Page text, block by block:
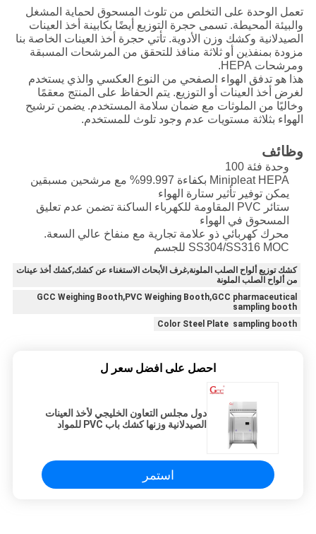
تعمل الوحدة على التخلص من تلوث المسحوق لحماية المشغل
والبيئة المحيطة. تسمى حجرة التوزيع أيضًا بكابينة أخذ العينات
الصيدلانية وكشك وزن الأدوية. تأتي حجرة أخذ العينات الخاصة بنا
مزودة بمنفذين أو ثلاثة منافذ للتحقق من المرشحات المسبقة
ومرشحات HEPA.
هذا هو تدفق الهواء الصفحي من النوع العكسي والذي يستخدم
لغرض أخذ العينات أو التوزيع. يتم الحفاظ على المنتج معقمًا
وخاليًا من الملوثات مع ضمان سلامة المستخدم. يضمن ترشيح
الهواء بثلاثة مستويات عدم وجود تلوث للمستخدم.
وظائف
وحدة فئة 100
Minipleat HEPA بكفاءة 99.997% مع مرشحين مسبقين
يمكن توفير تأثير ستارة الهواء
ستائر PVC المقاومة للكهرباء الساكنة تضمن عدم تعليق
المسحوق في الهواء
محرك كهربائي ذو علامة تجارية مع منفاخ عالي السعة.
SS304/SS316 MOC للجسم
كشك توزيع ألواح الصلب الملونة,غرف الأبحاث الاستغناء عن كشك,كشك أخذ عينات
من ألواح الصلب الملونة
GCC Weighing Booth,PVC Weighing Booth,GCC pharmaceutical
sampling booth
Color Steel Plate sampling booth
احصل على افضل سعر ل
دول مجلس التعاون الخليجي لأخذ العينات
الصيدلانية وزنها كشك باب PVC للمواد
استمر